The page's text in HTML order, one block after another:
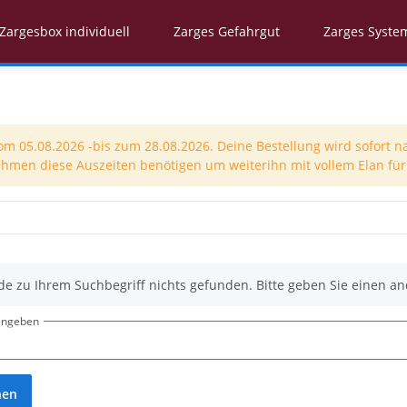
Zargesbox individuell Zarges Gefahrgut Zarges
05.08.2026 -bis zum 28.08.2026. Deine Bestellung wird sofort
diese Auszeiten benötigen um weiterihn mit vollem Elan
zu Ihrem Suchbegriff nichts gefunden. Bitte geben Sie einen